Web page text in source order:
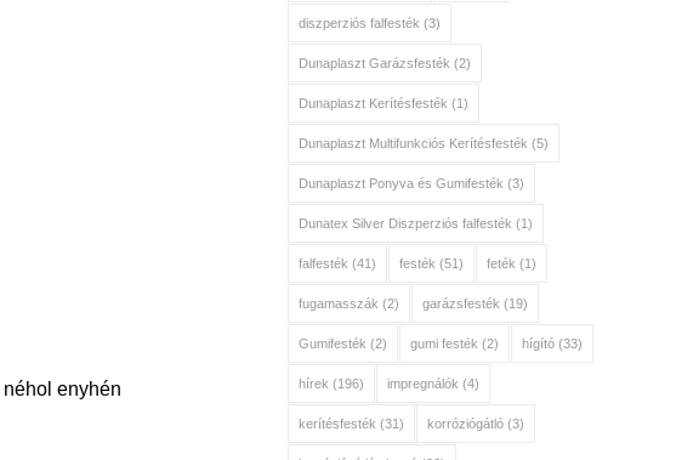
enyhén
diszperziós falfesték (3)
Dunaplaszt Garázsfesték (2)
Dunaplaszt Kerítésfesték (1)
Dunaplaszt Multifunkciós Kerítésfesték (5)
Dunaplaszt Ponyva és Gumifesték (3)
Dunatex Silver Diszperziós falfesték (1)
falfesték (41) festék (51) feték (1)
fugamasszák (2) garázsfesték (19)
Gumifesték (2) gumi festék (2) hígító(33)
hírek (196) impregnálók (4)
kerítésfesték (31) korróziógátló(3)